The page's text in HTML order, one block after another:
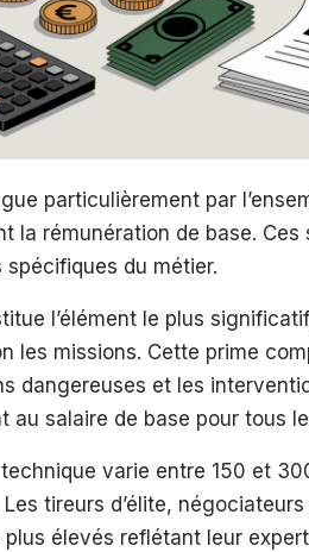
particulièrement par
la rémunération de base.
spécifiques du métier.
l’élément le plus
les missions. Cette prime
dangereuses et les
au salaire de base pour tous
varie entre 150 et
tireurs d’élite,
élevés reflétant leur